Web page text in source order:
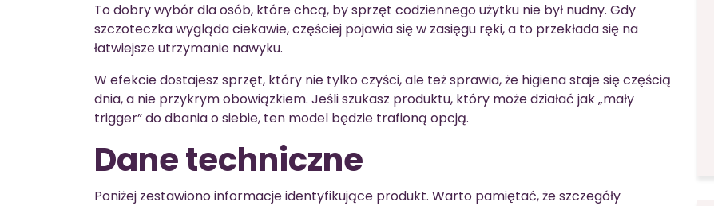
To dobry wybór dla osób, które chcą, by sprzęt codziennego użytku nie był nudny. Gdy
szczoteczka wygląda ciekawie, częściej pojawia się w zasięgu ręki, a to przekłada się na
łatwiejsze utrzymanie nawyku.
W efekcie dostajesz sprzęt, który nie tylko czyści, ale też sprawia, że higiena staje się częścią
dnia, a nie przykrym obowiązkiem. Jeśli szukasz produktu, który może działać jak „mały
trigger” do dbania o siebie, ten model będzie trafioną opcją.
Dane techniczne
Poniżej zestawiono informacje identyfikujące produkt. Warto pamiętać, że szczegóły